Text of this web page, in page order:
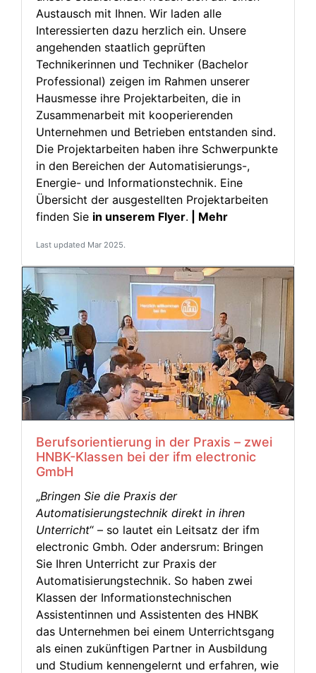
Austausch mit Ihnen. Wir laden alle
Interessierten dazu herzlich ein. Unsere
angehenden staatlich geprüften
Technikerinnen und Techniker (Bachelor
Professional) zeigen im Rahmen unserer
Hausmesse ihre Projektarbeiten, die in
Zusammenarbeit mit kooperierenden
Unternehmen und Betrieben entstanden sind.
Die Projektarbeiten haben ihre Schwerpunkte
in den Bereichen der Automatisierungs-,
Energie- und Informationstechnik. Eine
Übersicht der ausgestellten Projektarbeiten
finden Sie in unserem Flyer. | Mehr
Last updated Mar 2025.
Berufsorientierung in der Praxis – zwei
HNBK-Klassen bei der ifm electronic
GmbH
„Bringen Sie die Praxis der
Automatisierungstechnik direkt in ihren
Unterricht“ – so lautet ein Leitsatz der ifm
electronic Gmbh. Oder andersrum: Bringen
Sie Ihren Unterricht zur Praxis der
Automatisierungstechnik. So haben zwei
Klassen der Informations­technischen
Assistentinnen und Assistenten des HNBK
das Unternehmen bei einem Unterrichtsgang
als einen zukünftigen Partner in Ausbildung
und Studium kennengelernt und erfahren, wie